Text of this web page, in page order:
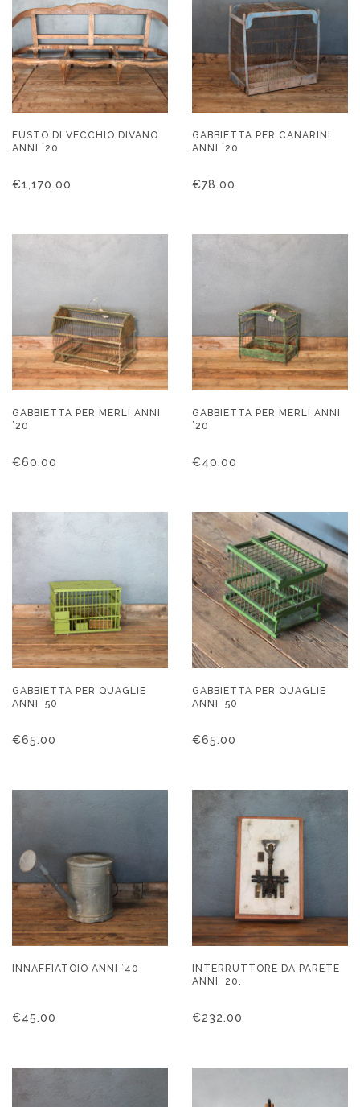
FUSTO DI VECCHIO DIVANO
ANNI ’20
€1,170.00
GABBIETTA PER CANARINI
ANNI ’20
€78.00
GABBIETTA PER MERLI ANNI
’20
€60.00
GABBIETTA PER MERLI ANNI
’20
€40.00
GABBIETTA PER QUAGLIE
ANNI ’50
€65.00
GABBIETTA PER QUAGLIE
ANNI ’50
€65.00
INNAFFIATOIO ANNI ’40
€45.00
INTERRUTTORE DA PARETE
ANNI ’20.
€232.00